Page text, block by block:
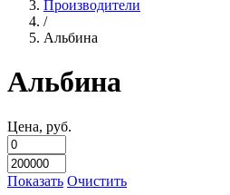
Производители
/
Альбина
Альбина
Цена, руб.
Показать Очистить